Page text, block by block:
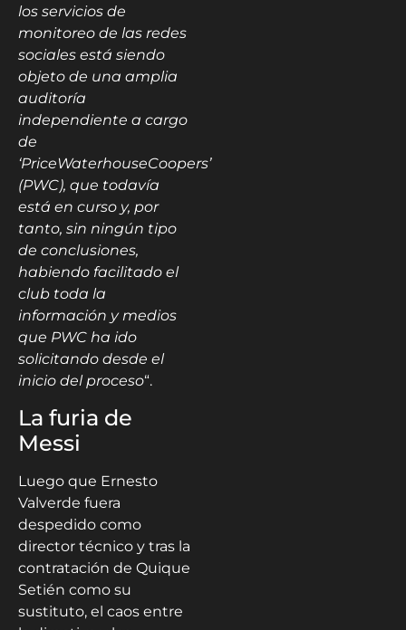
los servicios de
monitoreo de las redes
sociales está siendo
objeto de una amplia
auditoría
independiente a cargo
de
‘PriceWaterhouseCoopers’
(PWC), que todavía
está en curso y, por
tanto, sin ningún tipo
de conclusiones,
habiendo facilitado el
club toda la
información y medios
que PWC ha ido
solicitando desde el
inicio del proceso“.
La furia de
Messi
Luego que Ernesto
Valverde fuera
despedido como
director técnico y tras la
contratación de Quique
Setién como su
sustituto, el caos entre